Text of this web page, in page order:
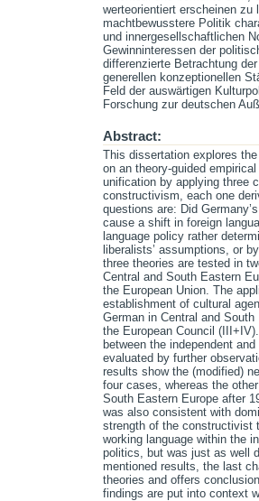
werteorientiert erscheinen
machtbewusstere Politik
und innergesellschaftlichen
Gewinninteressen der
differenzierte Betrachtung
generellen konzeptionellen
Feld der auswärtigen
Forschung zur deutschen
Abstract:
This dissertation explores
on an theory-guided
unification by applying three
constructivism, each one
questions are: Did
cause a shift in foreign
language policy rather
liberalists’ assumptions, or
three theories are tested in
Central and South Eastern
the European Union. The
establishment of cultural
German in Central and
the European Council
between the independent
evaluated by further
results show the (modified)
four cases, whereas the
South Eastern Europe after
was also consistent with
strength of the constructivist
working language within the
politics, but was just as well
mentioned results, the last
theories and offers
findings are put into context